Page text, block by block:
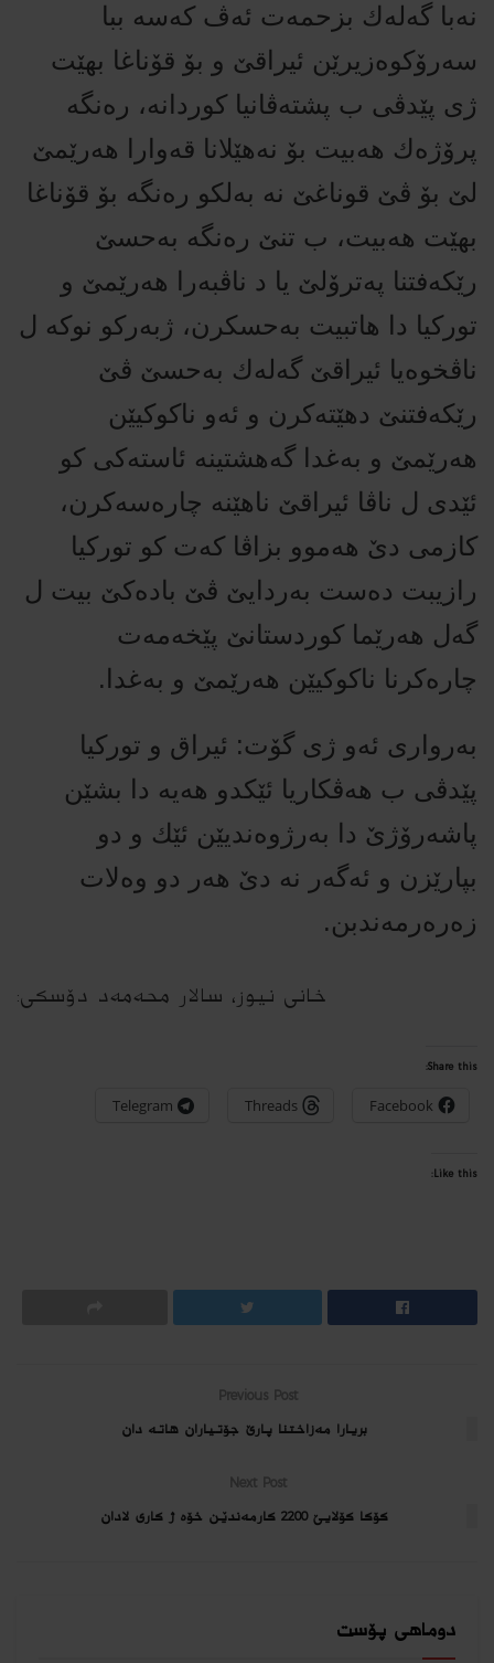
نه‌با گه‌له‌ك بزحمه‌ت ئه‌ڤ كه‌سه‌‌ ببا‌
سه‌رۆكوه‌زیرێن ئیراقێ و‌ بۆ قۆناغا بهێت
ژی پێدڤی ب پشته‌ڤانیا كوردانه‌، ره‌نگه‌
پرۆژه‌ك هه‌بیت بۆ نه‌هێلانا قه‌وارا هه‌رێمێ‌
لێ‌ بۆ ڤێ‌ قوناغێ نه‌ به‌لكو ره‌نگه‌ بۆ قۆناغا
بهێت هه‌بیت، ب تنێ‌ ره‌نگه‌ به‌حسێ‌
رێكه‌فتنا په‌ترۆلێ‌ یا د ناڤبه‌را هه‌رێمێ‌ و
توركیا دا هاتبیت به‌حسكرن، ژبه‌ركو نوكه‌ ل
ناڤخوه‌یا ئیراقێ‌ گه‌له‌ك به‌حسێ‌ ڤێ‌
رێكه‌فتنێ‌ دهێته‌كرن و ئه‌و ناكوكیێن
هه‌رێمێ‌ و به‌غدا گه‌هشتینه‌ ئاسته‌كی كو
ئێدی ل ناڤا ئیراقێ‌ ناهێنه‌ چاره‌سه‌كرن،
كازمی دێ‌ هه‌موو بزاڤا كه‌ت كو توركیا
رازیبت ده‌ست به‌ردایێ‌ ڤێ‌ باده‌كێ‌ بیت ل
گه‌ل هه‌رێما كوردستانێ‌ پێخه‌مه‌ت
چاره‌كرنا ناكوكیێن هه‌رێمێ‌ و به‌غدا.
به‌رواری ئه‌و ژی گۆت: ئیراق و توركیا
پێدڤی ب هه‌ڤكاریا ئێكدو هه‌یه‌ دا بشێن
پاشه‌رۆژێ‌ دا به‌رژوه‌ندیێن ئێك و دو
بپارێزن و ئه‌گه‌ر نه‌ دێ‌ هه‌ر دو وه‌لات
زه‌ره‌رمه‌ندبن.
خانی نیوز، سالار محه‌مه‌د دۆسكی:
Share this:
Facebook
Threads
Telegram
Like this:
Previous Post
بریارا مەزاختنا پارێ جۆتیاران ھاتە دان
Next Post
كۆكا كۆلایێ 2200 كارمه‌ندێن خۆه‌ ژ كارى لادان
دوماهی پۆست